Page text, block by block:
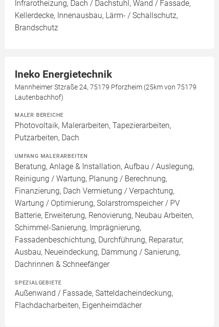
Infrarotheizung, Dach / Dachstuhl, Wand / Fassade,
Kellerdecke, Innenausbau, Lärm- / Schallschutz,
Brandschutz
Ineko Energietechnik
Mannheimer Stzraße 24, 75179 Pforzheim (25km von 75179
Lautenbachhof)
MALER BEREICHE
Photovoltaik, Malerarbeiten, Tapezierarbeiten,
Putzarbeiten, Dach
UMFANG MALERARBEITEN
Beratung, Anlage & Installation, Aufbau / Auslegung,
Reinigung / Wartung, Planung / Berechnung,
Finanzierung, Dach Vermietung / Verpachtung,
Wartung / Optimierung, Solarstromspeicher / PV
Batterie, Erweiterung, Renovierung, Neubau Arbeiten,
Schimmel-Sanierung, Imprägnierung,
Fassadenbeschichtung, Durchführung, Reparatur,
Ausbau, Neueindeckung, Dämmung / Sanierung,
Dachrinnen & Schneefänger
SPEZIALGEBIETE
Außenwand / Fassade, Satteldacheindeckung,
Flachdacharbeiten, Eigenheimdächer